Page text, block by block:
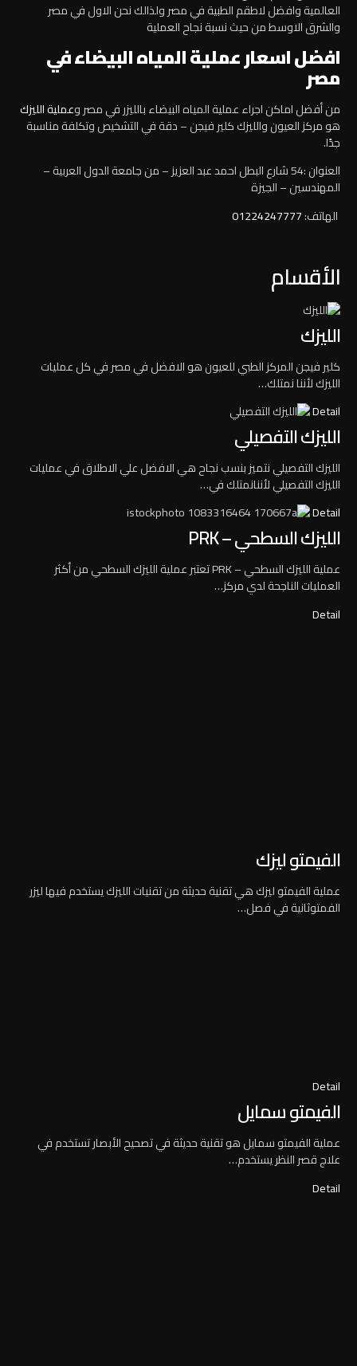
العالمية وافضل لاطقم الطبية في مصر ولذالك نحن الاول في مصر
والشرق الاوسط من حيث نسبة نجاح العملية
افضلاسعار عملية المياه البيضاء في
مصر
من أفضل اماكن اجراء عملية المياه البيضاء بالليزر في مصر وعملية الليزك
هو مركز العيون والليزك كلير فيجن – دقة في التشخيص وتكلفة مناسبة
جدًا.
العنوان :54 شارع البطل احمد عبد العزيز – من جامعة الدول العربية –
المهندسين – الجيزة
الهاتف:01224247777
الأقسام
الليزك
كلير فيجن المركز الطبي للعيون هو الافضل في مصر في كل عمليات
الليزك لأننا نمتلك…
Detail
الليزك التفصيلي
الليزك التفصيلي نتميز بنسب نجاح هي الافضل علي الاطلاق في عمليات
الليزك التفصيلي لأننانمتلك في…
Detail
الليزك السطحي – PRK
عملية الليزك السطحي – PRK تعتبر عملية الليزك السطحي من أكثر
العمليات الناجحة لدي مركز…
Detail
الفيمتو ليزك
عملية الفيمتو ليزك هي تقنية حديثة من تقنيات الليزك يستخدم فيها ليزر
الفمتوثانية في فصل…
Detail
الفيمتو سمايل
عملية الفيمتو سمايل هو تقنية حديثة في تصحيح الأبصار تستخدم في
علاج قصر النظر يستخدم…
Detail